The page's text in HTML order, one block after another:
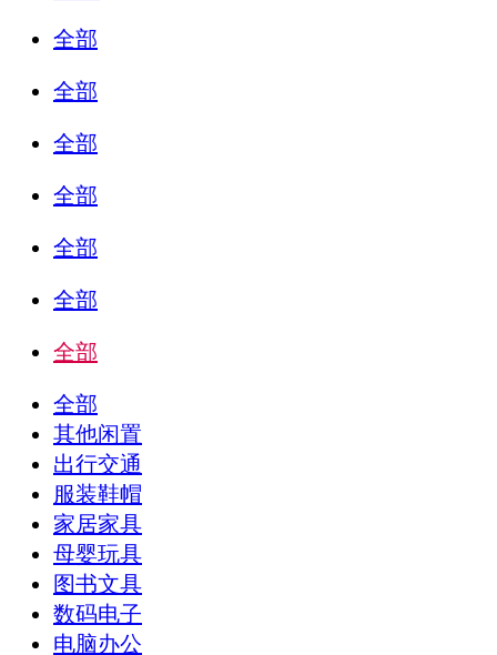
全部
全部
全部
全部
全部
全部
全部
全部
其他闲置
出行交通
服装鞋帽
家居家具
母婴玩具
图书文具
数码电子
电脑办公